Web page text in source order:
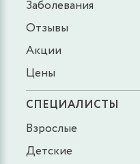
Заболевания
Отзывы
Акции
Цены
СПЕЦИАЛИСТЫ
Взрослые
Детские